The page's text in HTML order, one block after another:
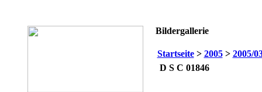
Bildergallerie
Startseite> 2005> 2005/
D S C 01846